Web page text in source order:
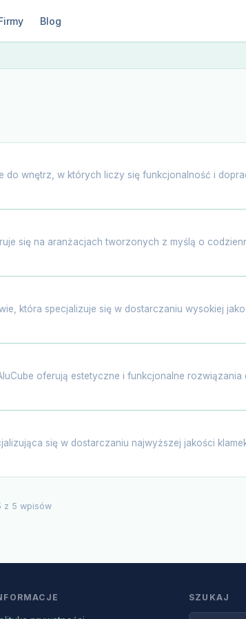
Blog
do wnętrz, w których liczy się funkcjonalność i
się na aranżacjach tworzonych z myślą o
która specjalizuje się w dostarczaniu wysokiej
oferują estetyczne i funkcjonalne rozwiązania
się w dostarczaniu najwyższej jakości
z 5 wpisów
SZUKAJ